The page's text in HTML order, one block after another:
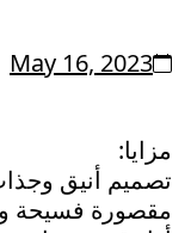
May 16, 2023
مزايا:
تصميم أنيق
مقصورة فسيحة